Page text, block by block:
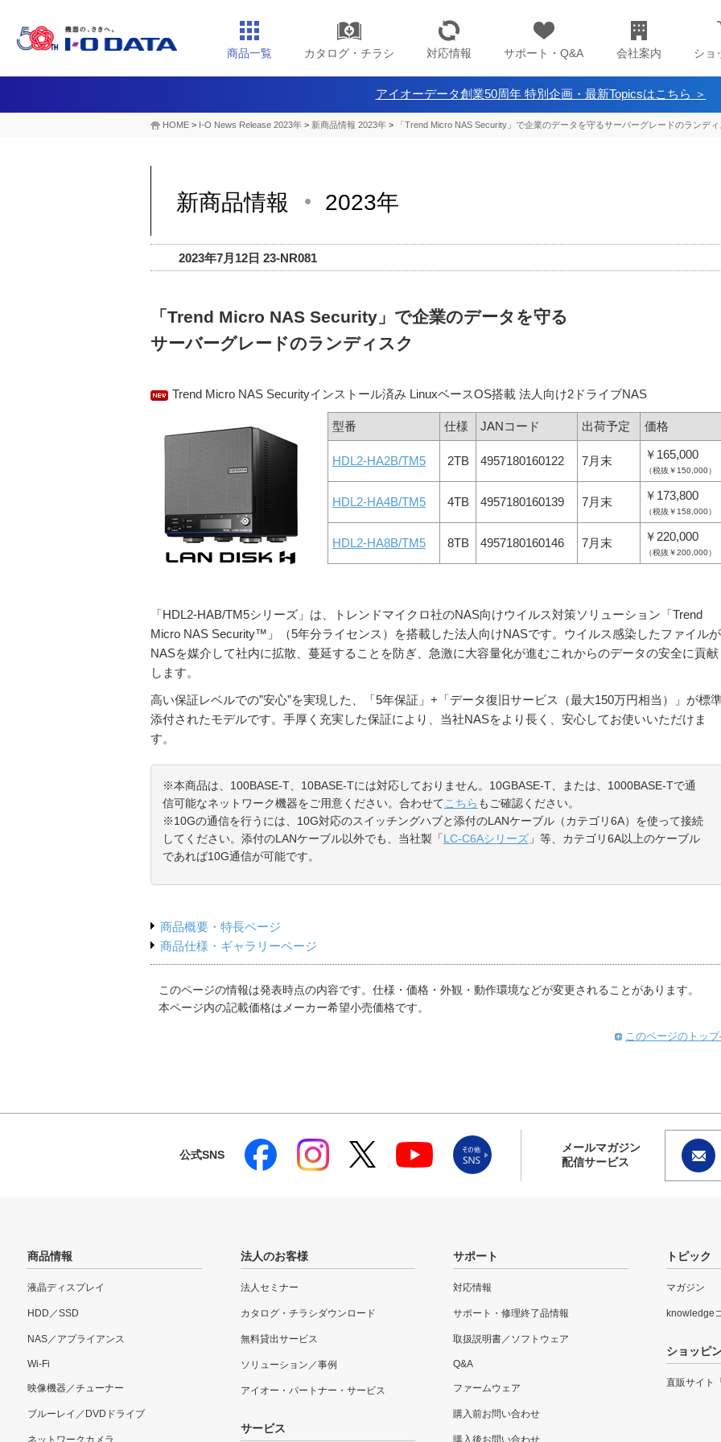
商品一覧 カタログ・チラシ 対応情報 サポート・Q&A 会社案内 ショ
アイオーデータ創業50周年 特別企画・最新Topicsはこちら ＞
HOME > I-O News Release 2023年 > 新商品情報 2023年 > 「Trend Micro NAS Security」で企業のデータを守るサーバーグレードのランデ
新商品情報 2023年
2023年7月12日 23-NR081
「Trend Micro NAS Security」で企業のデータを守る
サーバーグレードのランディスク
Trend Micro NAS Securityインストール済み LinuxベースOS搭載 法人向け2ドライブNAS
型番 仕様 JANコード 出荷予定 価格
HDL2-HA2B/TM5 2TB 4957180160122 7月末 ￥165,000
（税抜￥150,000）
HDL2-HA4B/TM5 4TB 4957180160139 7月末 ￥173,800
（税抜￥158,000）
HDL2-HA8B/TM5 8TB 4957180160146 7月末 ￥220,000
（税抜￥200,000）
「HDL2-HAB/TM5シリーズ」は、トレンドマイクロ社のNAS向けウイルス対策ソリューション「Trend
Micro NAS Security™」（5年分ライセンス）を搭載した法人向けNASです。ウイルス感染したファイルが
NASを媒介して社内に拡散、蔓延することを防ぎ、急激に大容量化が進むこれからのデータの安全に貢献
します。
高い保証レベルでの”安心”を実現した、「5年保証」+「データ復旧サービス（最大150万円相当）」が標
添付されたモデルです。手厚く充実した保証により、当社NASをより長く、安心してお使いいただけま
す。
※本商品は、100BASE-T、10BASE-Tには対応しておりません。10GBASE-T、または、1000BASE-Tで通
信可能なネットワーク機器をご用意ください。合わせて こちら もご確認ください。
※10Gの通信を行うには、10G対応のスイッチングハブと添付のLANケーブル（カテゴリ6A）を使って接続
してください。添付のLANケーブル以外でも、当社製「LC-C6Aシリーズ 」等、カテゴリ6A以上のケーブル
であれば10G通信が可能です。
商品概要・特長ページ
商品仕様・ギャラリーページ
このページの情報は発表時点の内容です。仕様・価格・外観・動作環境などが変更されることがあります。
本ページ内の記載価格はメーカー希望小売価格です。
このページのトッ
公式SNS
メールマガジン
配信サービス
商品情報
液晶ディスプレイ
HDD／SSD
NAS／アプライアンス
Wi-Fi
映像機器／チューナー
ブルーレイ／DVDドライブ
ネットワークカメラ
法人のお客様
法人セミナー
カタログ・チラシダウンロード
無料貸出サービス
ソリューション／事例
アイオー・パートナー・サービス
サービス
サポート
対応情報
サポート・修理終了品情報
取扱説明書／ソフトウェア
Q&A
ファームウェア
購入前お問い合わせ
購入後お問い合わせ
トピック
マガジン
knowledge
ショッピ
直販サイト